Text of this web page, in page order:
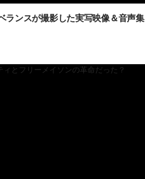
ランスが撮影した実写映像＆音声集